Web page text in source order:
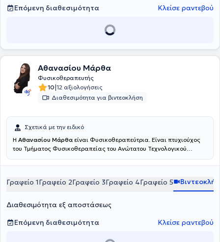
δραστηριότητες, χωρίς πόνο και με βελτιωμένη λειτουργικότητα.
Επόμενη διαθεσιμότητα
Κλείσε ραντεβού
Αθανασίου Μάρθα
Φυσικοθεραπευτής
10|12 αξιολογήσεις
Διαθεσιμότητα για βιντεοκλήση
Σχετικά με την ειδικό
Η Αθανασίου Μάρθα είναι Φυσικοθεραπεύτρια. Είναι πτυχιούχος
του Τμήματος Φυσικοθεραπείας του Ανώτατου Τεχνολογικού
πρακτική της άσκηση στο Γενικό Νοσοκομείο Αττικής ΚΑΤ. Είναι
Instructor (AF Studies - PMA), στο Clinical Pilates (ΚΕΔΙΒΙΜ
Epimorfosis - ΕΟΠΠΕΠ) και ως Personal Trainer (HNFC - NASM).
Επιπλέον, είναι κάτοχος διπλώματος στον Βιοϊατρικό Βελονισμό
από το Πανεπιστήμιο Δυτικής Αττικής και έχει εκπαιδευτεί στο
Manual Therapy από σχολή πιστοποιημένη από τη Διεθνή
Ομοσπονδία Μυοσκελετικής Φυσικοθεραπείας (IFOMPT),
Γραφείο 1Γραφείο 2Γραφείο 3Γραφείο 4Γραφείο 5
Διαθεσιμότητα εξ αποστάσεως
Επόμενη διαθεσιμότητα
Κλείσε ραντεβού